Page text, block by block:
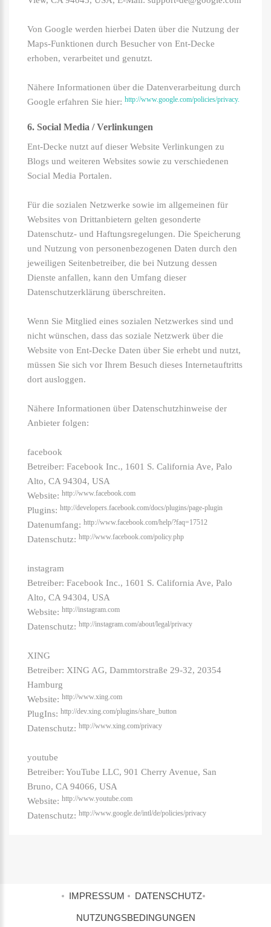
Von Google werden hierbei Daten über die Nutzung der
Maps-Funktionen durch Besucher von Ent-Decke
erhoben, verarbeitet und genutzt.
Nähere Informationen über die Datenverarbeitung durch
Google erfahren Sie hier: http://www.google.com/policies/privacy.
6. Social Media / Verlinkungen
Ent-Decke nutzt auf dieser Website Verlinkungen zu
Blogs und weiteren Websites sowie zu verschiedenen
Social Media Portalen.
Für die sozialen Netzwerke sowie im allgemeinen für
Websites von Drittanbietern gelten gesonderte
Datenschutz- und Haftungsregelungen. Die Speicherung
und Nutzung von personenbezogenen Daten durch den
jeweiligen Seitenbetreiber, die bei Nutzung dessen
Dienste anfallen, kann den Umfang dieser
Datenschutzerklärung überschreiten.
Wenn Sie Mitglied eines sozialen Netzwerkes sind und
nicht wünschen, dass das soziale Netzwerk über die
Website von Ent-Decke Daten über Sie erhebt und nutzt,
müssen Sie sich vor Ihrem Besuch dieses Internetauftritts
dort ausloggen.
Nähere Informationen über Datenschutzhinweise der
Anbieter folgen:
facebook
Betreiber: Facebook Inc., 1601 S. California Ave, Palo
Alto, CA 94304, USA
Website: http://www.facebook.com
Plugins: http://developers.facebook.com/docs/plugins/page-plugin
Datenumfang: http://www.facebook.com/help/?faq=17512
Datenschutz: http://www.facebook.com/policy.php
instagram
Betreiber: Facebook Inc., 1601 S. California Ave, Palo
Alto, CA 94304, USA
Website: http://instagram.com
Datenschutz: http://instagram.com/about/legal/privacy
XING
Betreiber: XING AG, Dammtorstraße 29-32, 20354
Hamburg
Website: http://www.xing.com
PlugIns: http://dev.xing.com/plugins/share_button
Datenschutz: http://www.xing.com/privacy
youtube
Betreiber: YouTube LLC, 901 Cherry Avenue, San
Bruno, CA 94066, USA
Website: http://www.youtube.com
Datenschutz: http://www.google.de/intl/de/policies/privacy
IMPRESSUM DATENSCHUTZ
NUTZUNGSBEDINGUNGEN